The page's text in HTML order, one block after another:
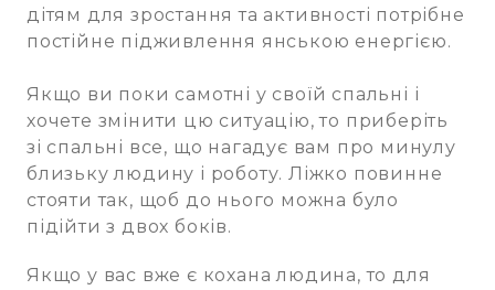
дітям для зростання та активності потрібне
постійне підживлення янською енергією.
Якщо ви поки самотні у своїй спальні і
хочете змінити цю ситуацію, то приберіть
зі спальні все, що нагадує вам про минулу
близьку людину і роботу. Ліжко повинне
стояти так, щоб до нього можна було
підійти з двох боків.
Якщо у вас вже є кохана людина, то для